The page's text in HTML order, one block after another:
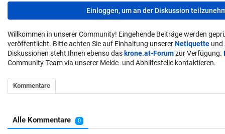
Einloggen, um an der Diskussion
Willkommen in unserer Community! Eingehende Beiträge werden
veröffentlicht. Bitte achten Sie auf Einhaltung unsererNetiquette und
Diskussionen steht Ihnen ebenso das krone.at-Forumzur Verfügung.
Community-Team via unserer Melde- und Abhilfestelle kontaktieren.